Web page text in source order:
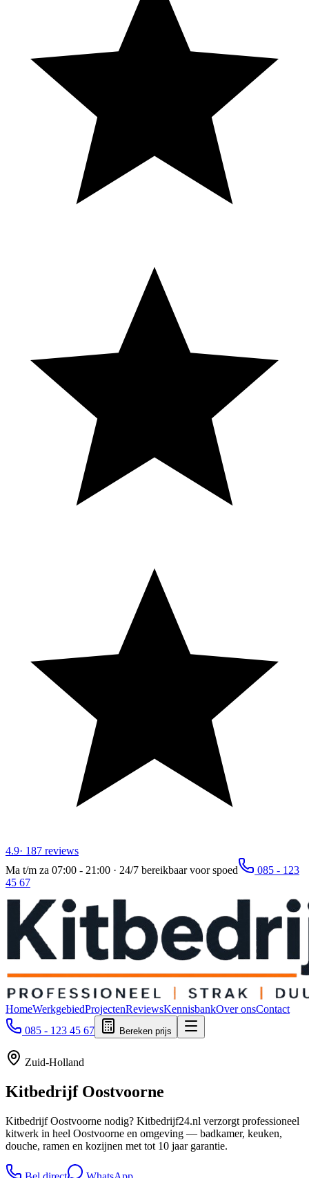
4.9· 187 reviews
Ma t/m za 07:00 - 21:00 · 24/7 bereikbaar voor spoed
085 - 123
45 67
HomeWerkgebiedProjectenReviewsKennisbankOver onsContact
085 - 123 45 67
Bereken prijs
Zuid-Holland
Kitbedrijf Oostvoorne
Kitbedrijf Oostvoorne nodig? Kitbedrijf24.nl verzorgt professioneel
kitwerk in heel Oostvoorne en omgeving — badkamer, keuken,
douche, ramen en kozijnen met tot 10 jaar garantie.